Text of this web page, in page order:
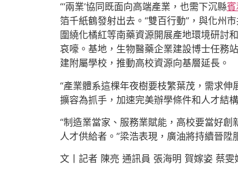
“‘兩業’協同既面向高端產業，也需下沉縣
箔千紙鶴發射出去。“雙百行動”，與化州
圍繞化橘紅等南藥資源開展產地環境研討
哀嚎。基地，生物醫藥企業建設博士任務
建附屬學校，推動高校資源向基層延長。
“產業體系這棵年夜樹要枝繁葉茂，需求伸
擴容為抓手，加速完美辦學條件和人才結
“制造業當家、服務業賦能，高校要當好
人才供給者。”梁浩表現，廣油將持續晉
文丨記者 陳亮 通訊員 張海明 賀嫁姿 蔡雯